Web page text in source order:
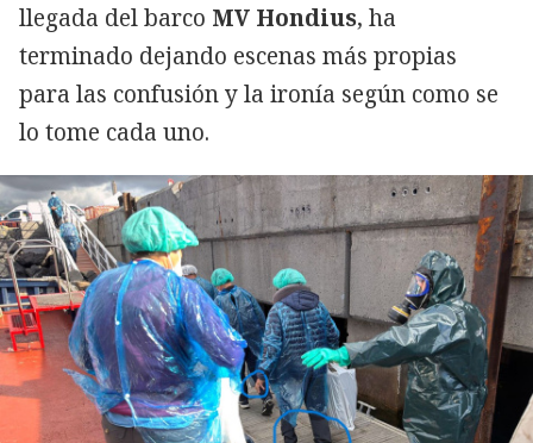
llegada del barco MV Hondius, ha
terminado dejando escenas más propias
para las confusión y la ironía según como se
lo tome cada uno.